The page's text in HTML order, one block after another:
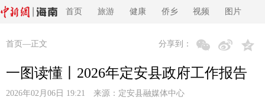
首页 旅游 健康 侨乡 视频 图片
首页 —正文 分享到：
一图读懂丨2026年定安县政府工作报告
2026年02月06日 19:21 来源： 定安县融媒体中心